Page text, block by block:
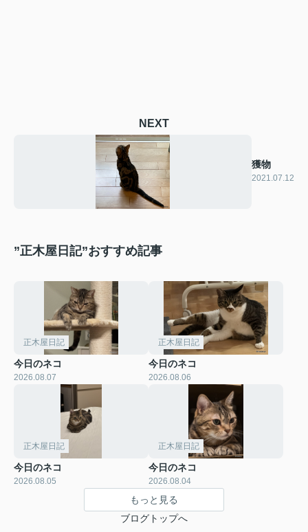
NEXT
獲物
2021.07.12
”正木屋日記”おすすめ記事
正木屋日記
今日のネコ
2026.08.07
正木屋日記
今日のネコ
2026.08.06
正木屋日記
今日のネコ
2026.08.05
正木屋日記
今日のネコ
2026.08.04
もっと見る
ブログトップへ